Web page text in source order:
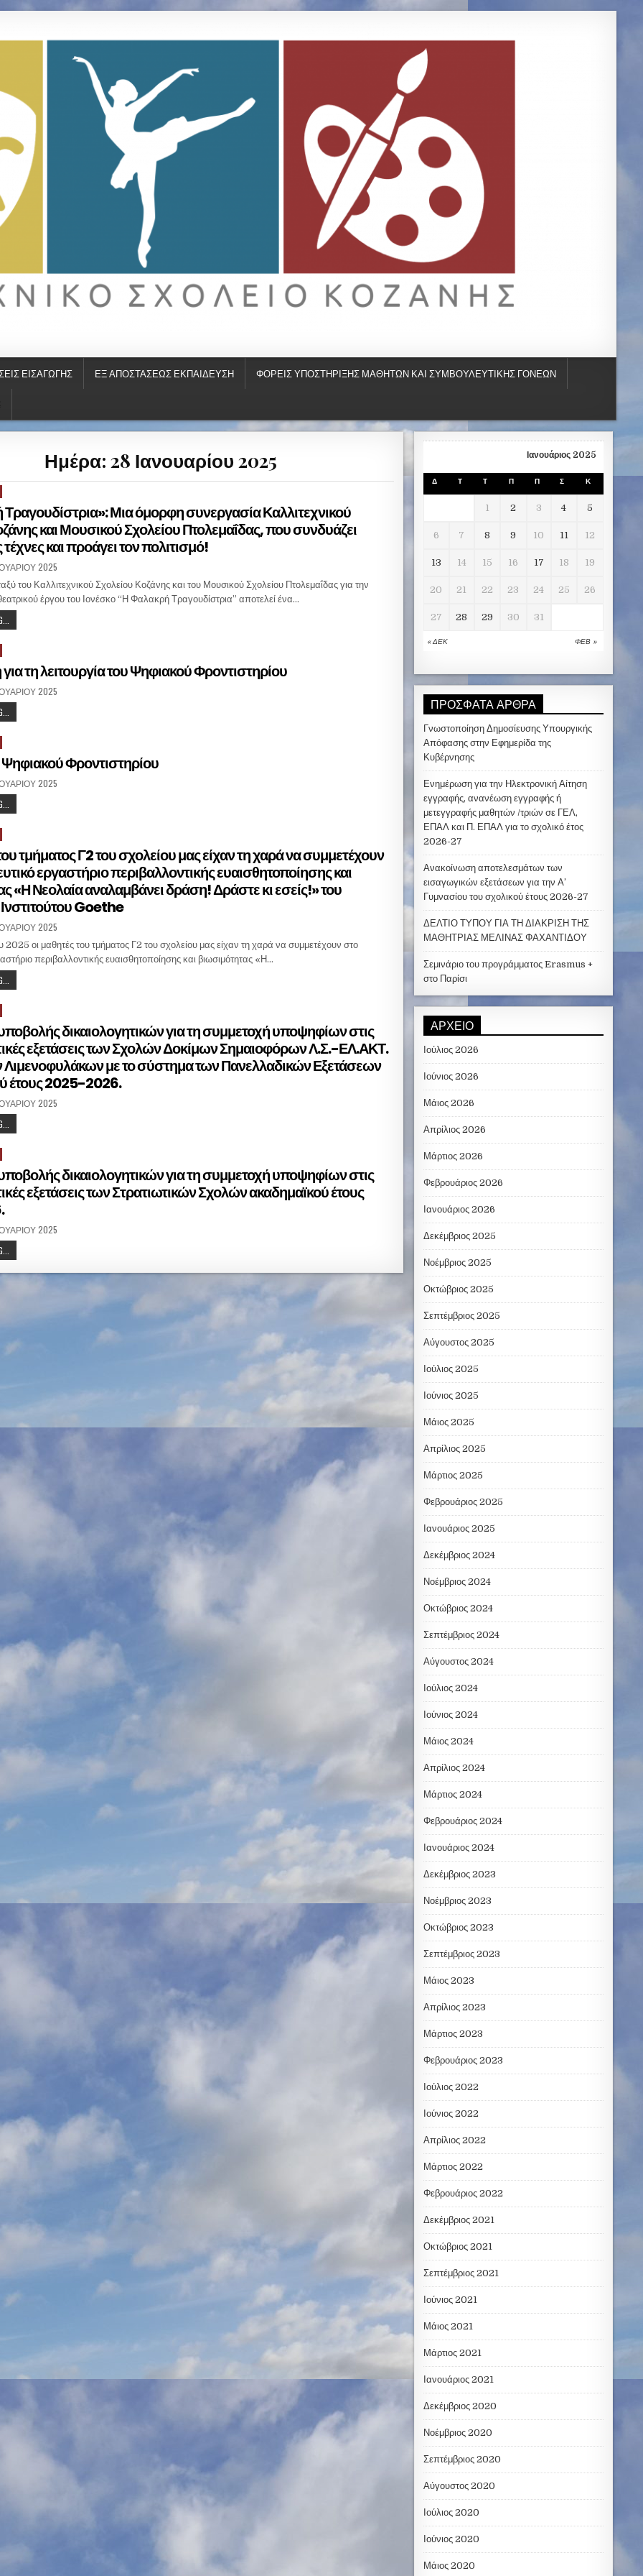
ΕΙΣΑΓΩΓΉΣ ΕΞ ΑΠΟΣΤΆΣΕΩΣ ΕΚΠΑΊΔΕΥΣΗ ΦΟΡΕΙΣ ΥΠΟΣΤΗΡΙΞΗΣ ΜΑΘΗΤΩΝ ΚΑΙ ΣΥΜΒΟΥΛΕΥΤΙΚΗΣ ΓΟΝΕΩΝ
Ημέρα: 28 Ιανουαρίου 2025
Μια όμορφη συνεργασία Καλλιτεχνικού
και Μουσικού Σχολείου Πτολεμαΐδας, που συνδυάζει
τέχνες και προάγει τον πολιτισμό!
2025
του Καλλιτεχνικού Σχολείου Κοζάνης και του Μουσικού Σχολείου Πτολεμαΐδας για την
έργου του Ιονέσκο “Η Φαλακρή Τραγουδίστρια” αποτελεί ένα…
τη λειτουργία του Ψηφιακού Φροντιστηρίου
2025
Φροντιστηρίου
2025
τμήματος Γ2 του σχολείου μας είχαν τη χαρά να συμμετέχουν
εργαστήριο περιβαλλοντικής ευαισθητοποίησης και
«Η Νεολαία αναλαμβάνει δράση! Δράστε κι εσείς!» του
Goethe
2025
2025 οι μαθητές του τμήματος Γ2 του σχολείου μας είχαν τη χαρά να συμμετέχουν στο
περιβαλλοντικής ευαισθητοποίησης και βιωσιμότητας «Η…
δικαιολογητικών για τη συμμετοχή υποψηφίων στις
εξετάσεις των Σχολών Δοκίμων Σημαιοφόρων Λ.Σ.-ΕΛ.ΑΚΤ.
Λιμενοφυλάκων με το σύστημα των Πανελλαδικών Εξετάσεων
έτους 2025-2026.
2025
δικαιολογητικών για τη συμμετοχή υποψηφίων στις
εξετάσεις των Στρατιωτικών Σχολών ακαδημαϊκού έτους
2025
Ιανουάριος 2025
Δ Τ Τ Π Π Σ Κ
« ΔΕΚ ΦΕΒ »
1 2 3 4 5
6 7 8 9 10 11 12
13 14 15 16 17 18 19
20 21 22 23 24 25 26
27 28 29 30 31
ΠΡΌΣΦΑΤΑ ΆΡΘΡΑ
Γνωστοποίηση Δημοσίευσης Υπουργικής
Απόφασης στην Εφημερίδα της
Κυβέρνησης
Ενημέρωση για την Ηλεκτρονική Αίτηση
εγγραφής, ανανέωση εγγραφής ή
μετεγγραφής μαθητών /τριών σε ΓΕΛ,
ΕΠΑΛ και Π. ΕΠΑΛ για το σχολικό έτος
2026-27
Ανακοίνωση αποτελεσμάτων των
εισαγωγικών εξετάσεων για την Α’
Γυμνασίου του σχολικού έτους 2026-27
ΔΕΛΤΙΟ ΤΥΠΟΥ ΓΙΑ ΤΗ ΔΙΑΚΡΙΣΗ ΤΗΣ
ΜΑΘΗΤΡΙΑΣ ΜΕΛΙΝΑΣ ΦΑΧΑΝΤΙΔΟΥ
Σεμινάριο του προγράμματος Erasmus +
στο Παρίσι
ΑΡΧΕΊΟ
Ιούλιος 2026
Ιούνιος 2026
Μάιος 2026
Απρίλιος 2026
Μάρτιος 2026
Φεβρουάριος 2026
Ιανουάριος 2026
Δεκέμβριος 2025
Νοέμβριος 2025
Οκτώβριος 2025
Σεπτέμβριος 2025
Αύγουστος 2025
Ιούλιος 2025
Ιούνιος 2025
Μάιος 2025
Απρίλιος 2025
Μάρτιος 2025
Φεβρουάριος 2025
Ιανουάριος 2025
Δεκέμβριος 2024
Νοέμβριος 2024
Οκτώβριος 2024
Σεπτέμβριος 2024
Αύγουστος 2024
Ιούλιος 2024
Ιούνιος 2024
Μάιος 2024
Απρίλιος 2024
Μάρτιος 2024
Φεβρουάριος 2024
Ιανουάριος 2024
Δεκέμβριος 2023
Νοέμβριος 2023
Οκτώβριος 2023
Σεπτέμβριος 2023
Μάιος 2023
Απρίλιος 2023
Μάρτιος 2023
Φεβρουάριος 2023
Ιούλιος 2022
Ιούνιος 2022
Απρίλιος 2022
Μάρτιος 2022
Φεβρουάριος 2022
Δεκέμβριος 2021
Οκτώβριος 2021
Σεπτέμβριος 2021
Ιούνιος 2021
Μάιος 2021
Μάρτιος 2021
Ιανουάριος 2021
Δεκέμβριος 2020
Νοέμβριος 2020
Σεπτέμβριος 2020
Αύγουστος 2020
Ιούλιος 2020
Ιούνιος 2020
Μάιος 2020